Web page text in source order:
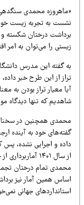
محمدی سنگدهی»،
به تجربه زیست خود در
درختان شکسته و افتاده
را می‌توان به امر
گفته این مدرس دانشگاه
از این طرح خبر داده،
معیار تراز بودن به معنای
که تنها دیدگاه
همچنین در سخنان خود
و اجرایی نشده، پس کی
از سال ۱۴۰۱
تمام درختان تجمعی،
همین آمار نیز برداشت
جهانی نمی‌خواند.»